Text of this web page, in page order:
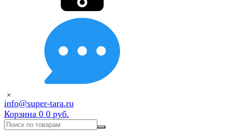
×
info@super-tara.ru
Корзина 0 0 руб.